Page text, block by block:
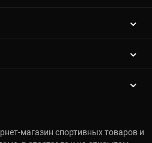
магазин спортивных товаров и